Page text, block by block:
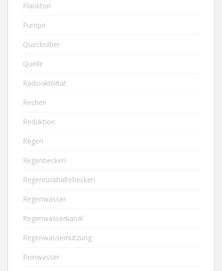
Plankton
Pumpe
Quecksilber
Quelle
Radioaktivität
Rechen
Reduktion
Regen
Regenbecken
Regenrückhaltebecken
Regenwasser
Regenwasserkanal
Regenwassernutzung
Reinwasser